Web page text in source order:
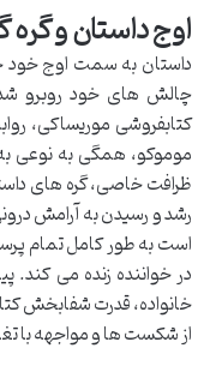
اوج داستان و
داستان به سمت اوج
چالش های خود روبرو
کتابفروشی موریساکی،
موموکو، همگی به نوعی
ظرافت خاصی، گره های
رشد و رسیدن به آرامش
است به طور کامل تمام
در خواننده زنده می
خانواده، قدرت شفابخش
از شکست ها و مواجهه با